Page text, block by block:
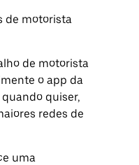
de motorista
de motorista
o app da
quiser,
redes de
uma